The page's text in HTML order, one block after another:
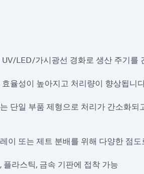
LED/가시광선 경화로 생산 주기를
율성이 높아지고 처리량이 향상됩니
단일 부품 제형으로 처리가 간소화되
이 또는 제트 분배를 위해 다양한 점도
플라스틱, 금속 기판에 접착 가능